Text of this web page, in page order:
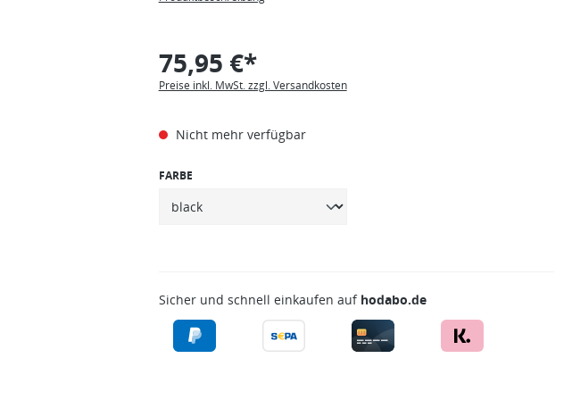
75,95 €*
Preise inkl. MwSt. zzgl. Versandkosten
Nicht mehr verfügbar
FARBE
Sicher und schnell einkaufen auf hodabo.de